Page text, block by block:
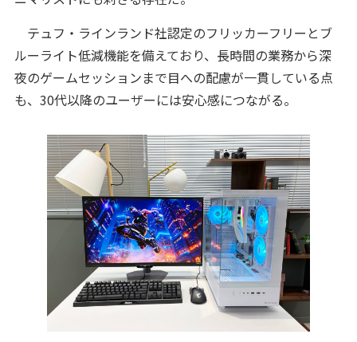
テュフ・ラインランド社認定のフリッカーフリーとブ
ルーライト低減機能を備えており、長時間の業務から深
夜のゲームセッションまで目への配慮が一貫している点
も、30代以降のユーザーには安心感につながる。